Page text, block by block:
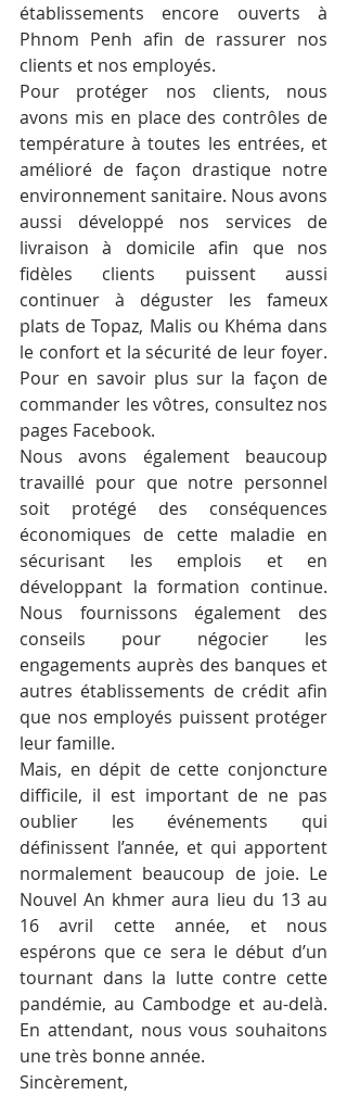
établissements encore ouverts à
Phnom Penh afin de rassurer nos
clients et nos employés.
Pour protéger nos clients, nous
avons mis en place des contrôles de
température à toutes les entrées, et
amélioré de façon drastique notre
environnement sanitaire. Nous avons
aussi développé nos services de
livraison à domicile afin que nos
fidèles clients puissent aussi
continuer à déguster les fameux
plats de Topaz, Malis ou Khéma dans
le confort et la sécurité de leur foyer.
Pour en savoir plus sur la façon de
commander les vôtres, consultez nos
pages Facebook.
Nous avons également beaucoup
travaillé pour que notre personnel
soit protégé des conséquences
économiques de cette maladie en
sécurisant les emplois et en
développant la formation continue.
Nous fournissons également des
conseils pour négocier les
engagements auprès des banques et
autres établissements de crédit afin
que nos employés puissent protéger
leur famille.
Mais, en dépit de cette conjoncture
difficile, il est important de ne pas
oublier les événements qui
définissent l’année, et qui apportent
normalement beaucoup de joie. Le
Nouvel An khmer aura lieu du 13 au
16 avril cette année, et nous
espérons que ce sera le début d’un
tournant dans la lutte contre cette
pandémie, au Cambodge et au-delà.
En attendant, nous vous souhaitons
une très bonne année.
Sincèrement,